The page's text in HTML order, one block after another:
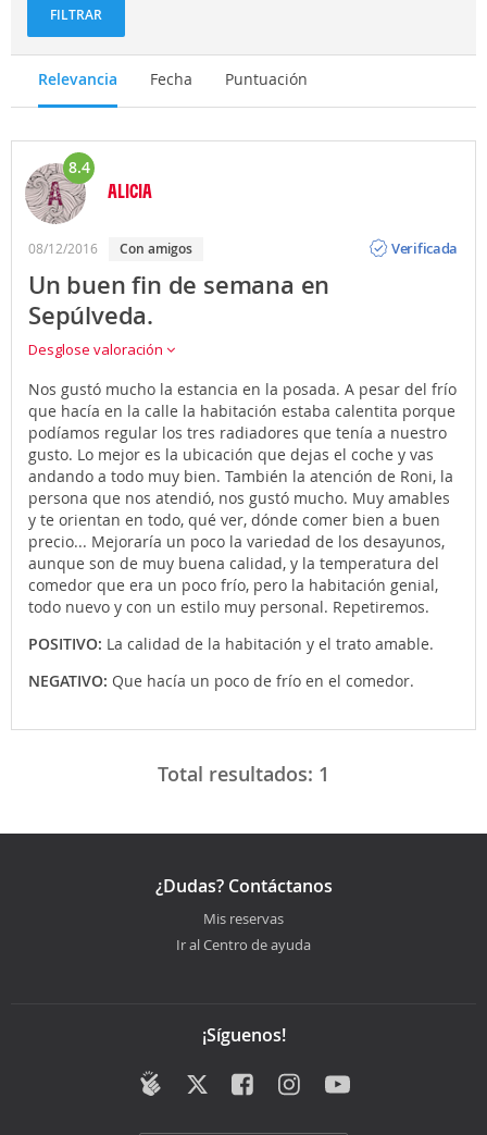
FILTRAR
Relevancia Fecha Puntuación
8.4
ALICIA
08/12/2016 con amigos
Verificada
Un buen fin de semana en
Sepúlveda.
Desglose valoración
Nos gustó mucho la estancia en la posada. A pesar del frío
que hacía en la calle la habitación estaba calentita porque
podíamos regular los tres radiadores que tenía a nuestro
gusto. Lo mejor es la ubicación que dejas el coche y vas
andando a todo muy bien. También la atención de Roni, la
persona que nos atendió, nos gustó mucho. Muy amables
y te orientan en todo, qué ver, dónde comer bien a buen
precio... Mejoraría un poco la variedad de los desayunos,
aunque son de muy buena calidad, y la temperatura del
comedor que era un poco frío, pero la habitación genial,
todo nuevo y con un estilo muy personal. Repetiremos.
POSITIVO: La calidad de la habitación y el trato amable.
NEGATIVO: Que hacía un poco de frío en el comedor.
Total resultados: 1
¿Dudas? Contáctanos
Mis reservas
Ir al Centro de ayuda
¡Síguenos!